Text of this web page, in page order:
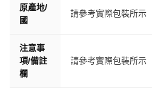
原產地/
國
請參考實際包裝所示
注意事
項/備註
欄
請參考實際包裝所示